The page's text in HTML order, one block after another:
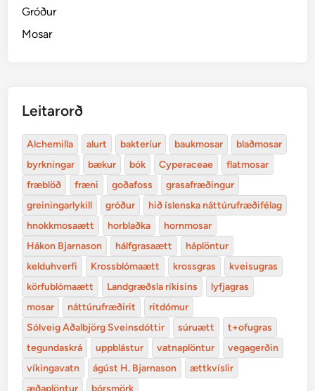
Gróður
Mosar
Leitarorð
Alchemilla alurt bakteríur baukmosar
blaðmosar
byrkningar
bækur bók Cyperaceae
flatmosar
fræblöð
fræni goðafoss
grasafræðingur
greiningarlykill
gróður
hið íslenska náttúrufræðifélag
hnokkmosaætt
horblaðka
hornmosar
Hákon Bjarnason
hálfgrasaætt
háplöntur
kelduhverfi
Krossblómaætt krossgras
kveisugras
körfublómaætt
Landgræðsla ríkisins
lyfjagras
mosar
náttúrufræðirit
ritdómur
Sólveig Aðalbjörg Sveinsdóttir
súruætt
t+ofugras
tegundaskrá
uppblástur vatnaplöntur
vegagerðin
víkingavatn
ágúst H. Bjarnason
ættkvíslir
æðaplöntur
þórsmörk